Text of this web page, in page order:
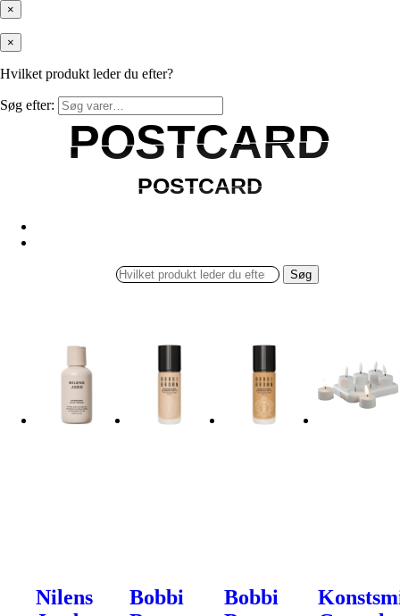
×
×
Hvilket produkt leder du efter?
Søg efter:
POSTCARD
POSTCARD
POSTCARD
POSTCARD
Søg
Nilens
Bobbi
Bobbi